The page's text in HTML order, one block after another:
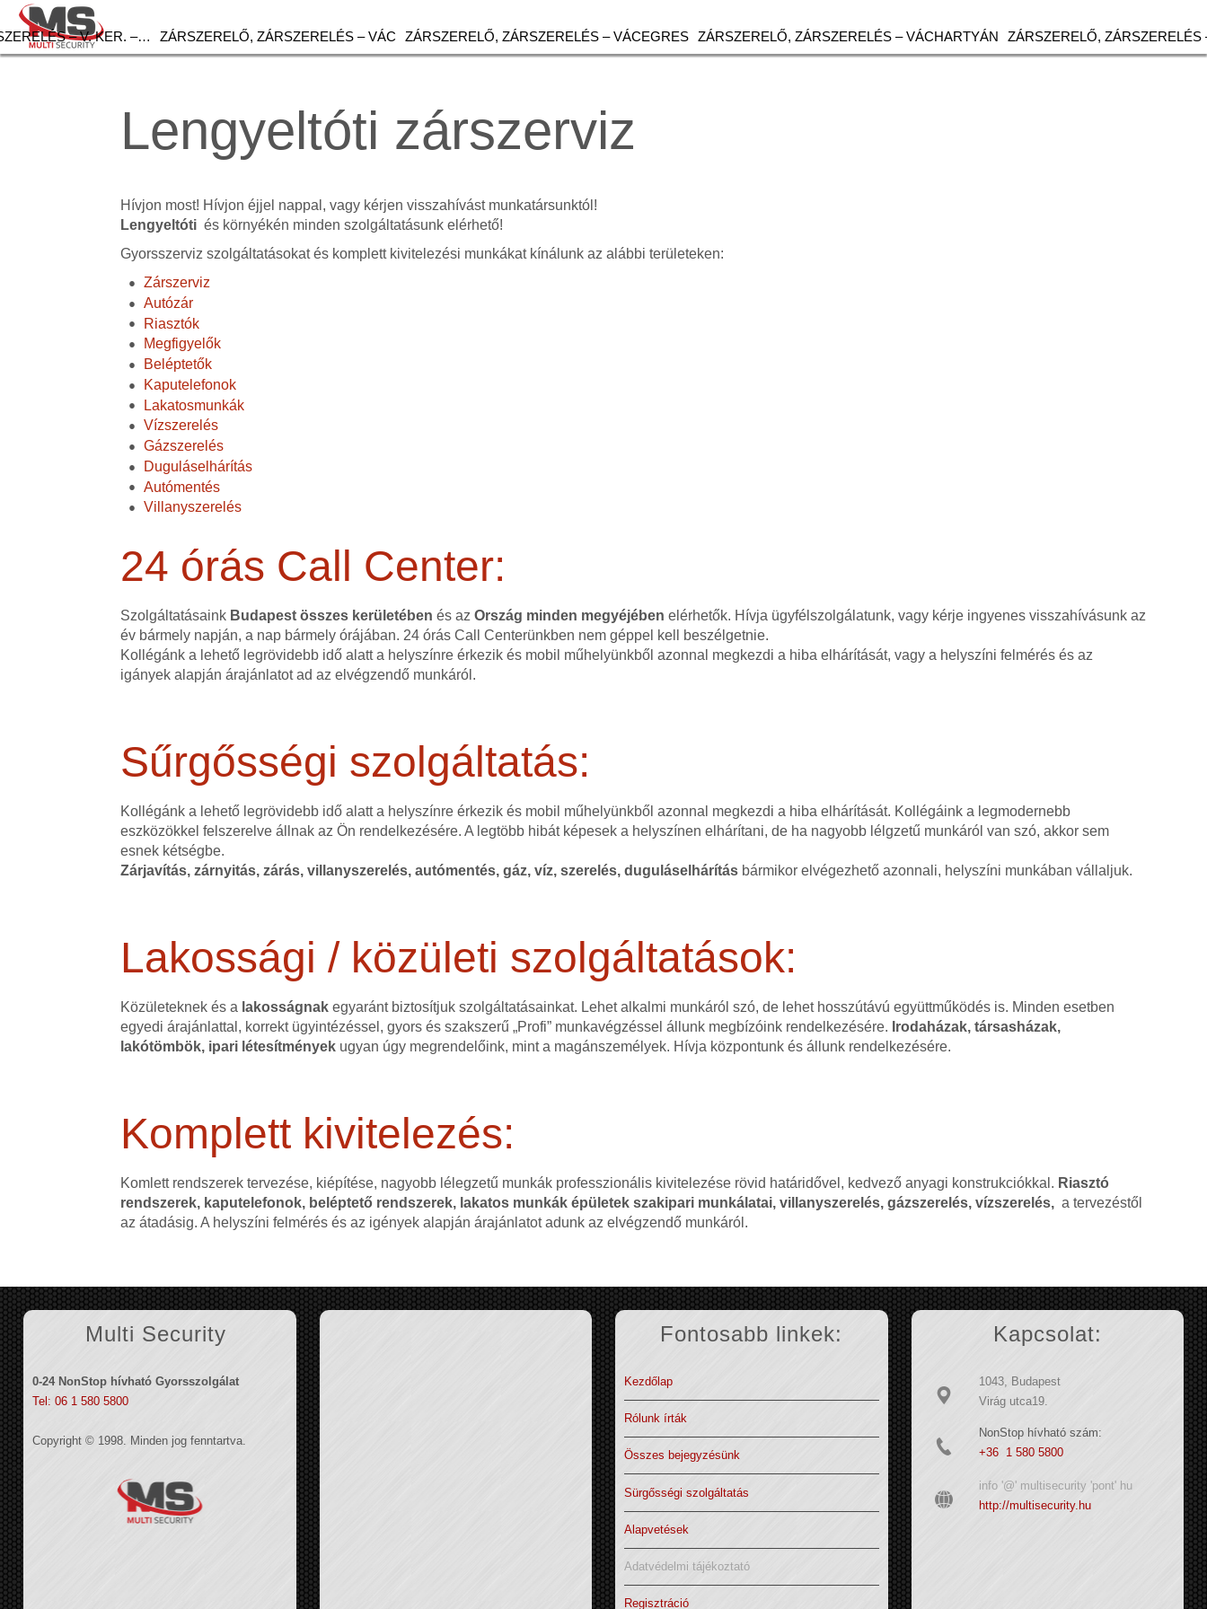
– V. KER. –… ZÁRSZERELŐ, ZÁRSZERELÉS – VÁC ZÁRSZERELŐ, ZÁRSZERELÉS – VÁCEGRES ZÁRSZERELŐ, ZÁRSZERELÉS – VÁCHARTYÁN ZÁRSZERELŐ, ZÁRSZERELÉS
Lengyeltóti zárszerviz
Hívjon most! Hívjon éjjel nappal, vagy kérjen visszahívást munkatársunktól!
Lengyeltóti és környékén minden szolgáltatásunk elérhető!
Gyorsszerviz szolgáltatásokat és komplett kivitelezési munkákat kínálunk az alábbi területeken:
Zárszerviz
Autózár
Riasztók
Megfigyelők
Beléptetők
Kaputelefonok
Lakatosmunkák
Vízszerelés
Gázszerelés
Duguláselhárítás
Autómentés
Villanyszerelés
24 órás Call Center:
Szolgáltatásaink Budapest összes kerületében és azOrszág minden megyéjében elérhetők. Hívja ügyfélszolgálatunk, vagy kérje ingyenes visszahívásunk az
év bármely napján, a nap bármely órájában. 24 órás Call Centerünkben nem géppel kell beszélgetnie.
Kollégánk a lehető legrövidebb idő alatt a helyszínre érkezik és mobil műhelyünkből azonnal megkezdi a hiba elhárítását, vagy a helyszíni felmérés és az
igányek alapján árajánlatot ad az elvégzendő munkáról.
Sűrgősségi szolgáltatás:
Kollégánk a lehető legrövidebb idő alatt a helyszínre érkezik és mobil műhelyünkből azonnal megkezdi a hiba elhárítását. Kollégáink a legmodernebb
eszközökkel felszerelve állnak az Ön rendelkezésére. A legtöbb hibát képesek a helyszínen elhárítani, de ha nagyobb lélgzetű munkáról van szó, akkor sem
esnek kétségbe.
Zárjavítás, zárnyitás, zárás, villanyszerelés, autómentés, gáz, víz, szerelés, duguláselhárítás bármikor elvégezhető azonnali, helyszíni munkában vállaljuk.
Lakossági / közületi szolgáltatások:
Közületeknek és a lakosságnak egyaránt biztosítjuk szolgáltatásainkat. Lehet alkalmi munkáról szó, de lehet hosszútávú együttműködés is. Minden esetben
egyedi árajánlattal, korrekt ügyintézéssel, gyors és szakszerű „Profi” munkavégzéssel állunk megbízóink rendelkezésére. Irodaházak, társasházak,
lakótömbök, ipari létesítmények ugyan úgy megrendelőink, mint a magánszemélyek. Hívja központunk és állunk rendelkezésére.
Komplett kivitelezés:
Komlett rendszerek tervezése, kiépítése, nagyobb lélegzetű munkák professzionális kivitelezése rövid határidővel, kedvező anyagi konstrukciókkal. Riasztó
rendszerek, kaputelefonok, beléptető rendszerek, lakatos munkák épületek szakipari munkálatai, villanyszerelés, gázszerelés, vízszerelés, a tervezéstől
az átadásig. A helyszíni felmérés és az igények alapján árajánlatot adunk az elvégzendő munkáról.
Multi Security
0-24 NonStop hívható Gyorsszolgálat
Tel: 06 1 580 5800
Copyright © 1998. Minden jog fenntartva.
Fontosabb linkek:
Kezdőlap
Rólunk írták
Összes bejegyzésünk
Sürgősségi szolgáltatás
Alapvetések
Adatvédelmi tájékoztató
Regisztráció
Kapcsolat:
1043, Budapest
Virág utca19.
NonStop hívható szám:
+36 1 580 5800
info '@' multisecurity 'pont' hu
http://multisecurity.hu